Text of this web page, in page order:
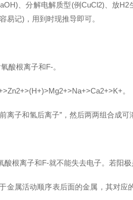
、分解电解质型(例CuCl2)、放
易记)，用到时现推导即可。
酸根离子和F-。
。
子和氢后离子”，然后两两组合成可
根离子和F-就不能失去电子。若阳
金属活动顺序表后面的金属，其对